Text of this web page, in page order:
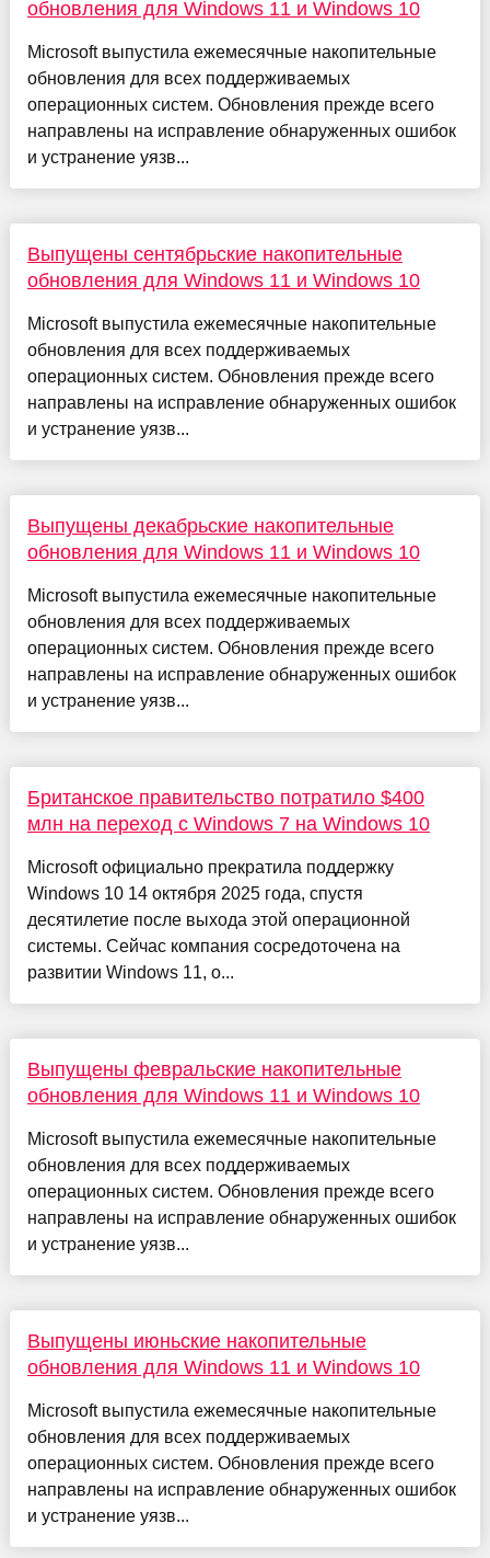
обновления для Windows 11 и Windows 10
Microsoft выпустила ежемесячные накопительные
обновления для всех поддерживаемых
операционных систем. Обновления прежде всего
направлены на исправление обнаруженных ошибок
и устранение уязв...
Выпущены сентябрьские накопительные
обновления для Windows 11 и Windows 10
Microsoft выпустила ежемесячные накопительные
обновления для всех поддерживаемых
операционных систем. Обновления прежде всего
направлены на исправление обнаруженных ошибок
и устранение уязв...
Выпущены декабрьские накопительные
обновления для Windows 11 и Windows 10
Microsoft выпустила ежемесячные накопительные
обновления для всех поддерживаемых
операционных систем. Обновления прежде всего
направлены на исправление обнаруженных ошибок
и устранение уязв...
Британское правительство потратило $400
млн на переход с Windows 7 на Windows 10
Microsoft официально прекратила поддержку
Windows 10 14 октября 2025 года, спустя
десятилетие после выхода этой операционной
системы. Сейчас компания сосредоточена на
развитии Windows 11, о...
Выпущены февральские накопительные
обновления для Windows 11 и Windows 10
Microsoft выпустила ежемесячные накопительные
обновления для всех поддерживаемых
операционных систем. Обновления прежде всего
направлены на исправление обнаруженных ошибок
и устранение уязв...
Выпущены июньские накопительные
обновления для Windows 11 и Windows 10
Microsoft выпустила ежемесячные накопительные
обновления для всех поддерживаемых
операционных систем. Обновления прежде всего
направлены на исправление обнаруженных ошибок
и устранение уязв...